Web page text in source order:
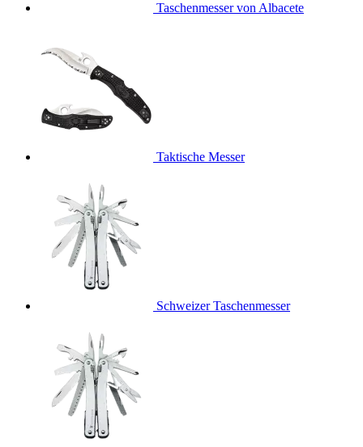
Taschenmesser von Albacete
Taktische Messer
Schweizer Taschenmesser